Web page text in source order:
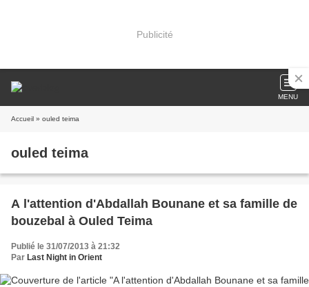
Publicité
MENU
Accueil » ouled teima
ouled teima
A l'attention d'Abdallah Bounane et sa famille de
bouzebal à Ouled Teima
Publié le 31/07/2013 à 21:32
Par Last Night in Orient